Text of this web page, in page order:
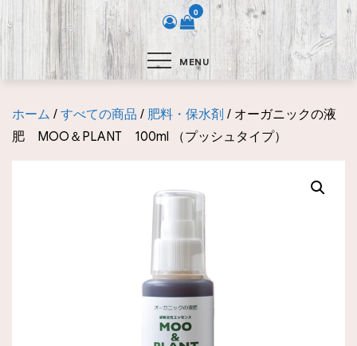
0
MENU
ホーム / すべての商品 / 肥料・保水剤 / オーガニックの液
肥 MOO＆PLANT 100ml （プッシュタイプ）